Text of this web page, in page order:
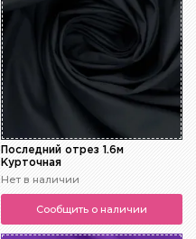
Последний отрез 1.6м
Курточная
Нет в наличии
Сообщить о наличии